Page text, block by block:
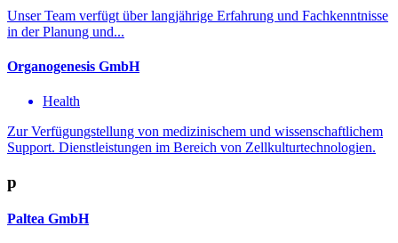
Unser Team verfügt über langjährige Erfahrung und Fachkenntnisse
in der Planung und...
Organogenesis GmbH
Health
Zur Verfügungstellung von medizinischem und wissenschaftlichem
Support. Dienstleistungen im Bereich von Zellkulturtechnologien.
p
Paltea GmbH